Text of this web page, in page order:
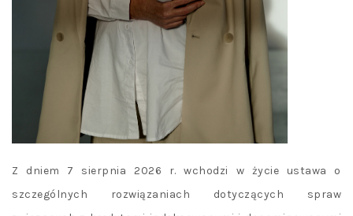
Z dniem 7 sierpnia 2026 r. wchodzi w życie ustawa o
szczególnych rozwiązaniach dotyczących spraw